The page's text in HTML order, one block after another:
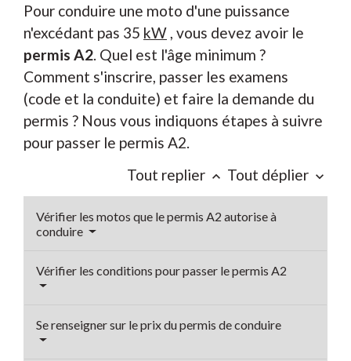
Pour conduire une moto d'une puissance
n'excédant pas 35 kW , vous devez avoir le
permis A2 . Quel est l'âge minimum ?
Comment s'inscrire, passer les examens
(code et la conduite) et faire la demande du
permis ? Nous vous indiquons étapes à suivre
pour passer le permis A2.
Tout replier keyboard_arrow_up Tout déplier keyboard_arrow_down
Vérifier les motos que le permis A2 autorise à
conduire
Vérifier les conditions pour passer le permis A2
Se renseigner sur le prix du permis de conduire